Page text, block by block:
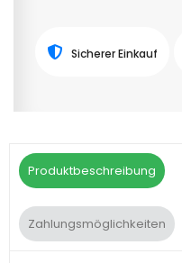
Sicherer Einkauf
Produktbeschreibung
Zahlungsmöglichkeiten